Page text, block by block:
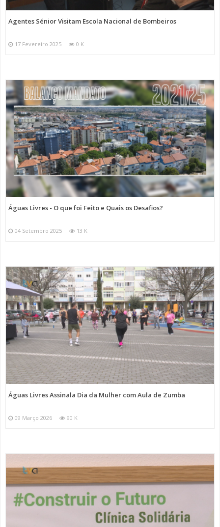
Agentes Sénior Visitam Escola Nacional de Bombeiros
17 Fevereiro 2025 0 K
Águas Livres - O que foi Feito e Quais os Desafios?
04 Setembro 2025 13 K
Águas Livres Assinala Dia da Mulher com Aula de Zumba
09 Março 2026 90 K